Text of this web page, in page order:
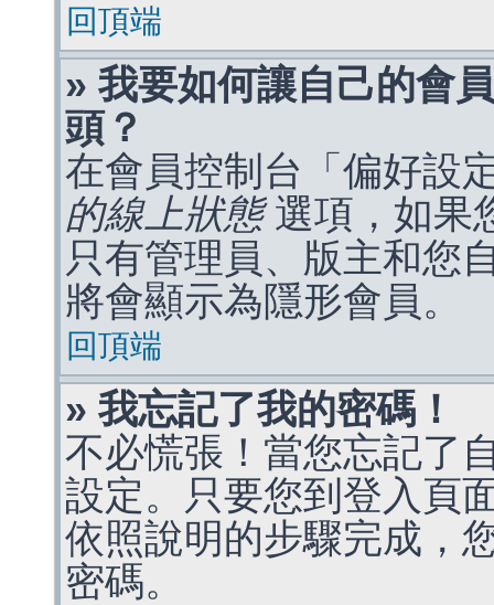
回頂端
» 我要如何讓自己的會
頭？
在會員控制台「偏好設
的線上狀態選項，如果
只有管理員、版主和您
將會顯示為隱形會員。
回頂端
» 我忘記了我的密碼！
不必慌張！當您忘記了
設定。只要您到登入頁
依照說明的步驟完成，
密碼。